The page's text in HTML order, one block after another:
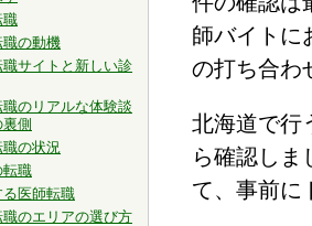
職
職の動機
職サイトと新しい診
職のリアルな体験談
側
職の状況
転職
る医師転職
職のエリアの選び方
師バイトに
の打ち合わ
北海道で行
ら確認しま
て、事前に